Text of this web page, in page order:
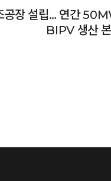
장 설립… 연간
BIPV 생산